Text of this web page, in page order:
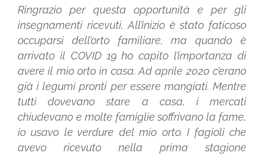
Ringrazio per questa opportunità e per gli
insegnamenti ricevuti, All’inizio è stato faticoso
occuparsi dell’orto familiare, ma quando è
arrivato il COVID 19 ho capito l’importanza di
avere il mio orto in casa. Ad aprile 2020 c’erano
già i legumi pronti per essere mangiati. Mentre
tutti dovevano stare a casa, i mercati
chiudevano e molte famiglie soffrivano la fame,
io usavo le verdure del mio orto. I fagioli che
avevo ricevuto nella prima stagione